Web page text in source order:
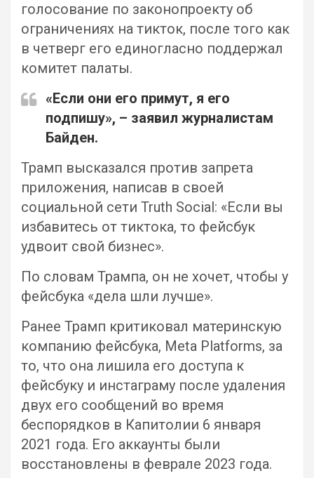
голосование по законопроекту об
ограничениях на тикток, после того как
в четверг его единогласно поддержал
комитет палаты.
«Если они его примут, я его
подпишу», – заявил журналистам
Байден.
Трамп высказался против запрета
приложения, написав в своей
социальной сети Truth Social: «Если вы
избавитесь от тиктока, то фейсбук
удвоит свой бизнес».
По словам Трампа, он не хочет, чтобы у
фейсбука «дела шли лучше».
Ранее Трамп критиковал материнскую
компанию фейсбука, Meta Platforms, за
то, что она лишила его доступа к
фейсбуку и инстаграму после удаления
двух его сообщений во время
беспорядков в Капитолии 6 января
2021 года. Его аккаунты были
восстановлены в феврале 2023 года.